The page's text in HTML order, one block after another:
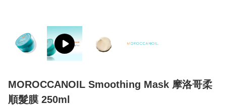
MOROCCANOIL Smoothing Mask 摩洛哥柔
順髮膜 250ml